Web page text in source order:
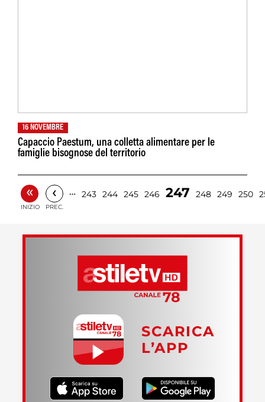
16 NOVEMBRE
Capaccio Paestum, una colletta alimentare per le
famiglie bisognose del territorio
«
INIZIO
‹
PREC.
… 243 244 245 246 247 248 249 250
SCARICA
L’APP